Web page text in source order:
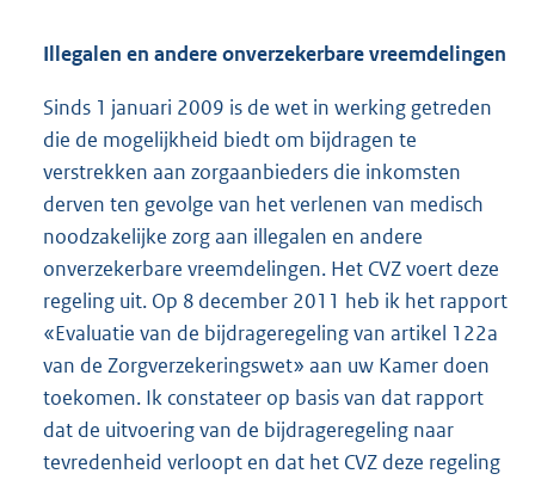
Illegalen en andere onverzekerbare vreemdelingen
Sinds 1 januari 2009 is de wet in werking getreden
die de mogelijkheid biedt om bijdragen te
verstrekken aan zorgaanbieders die inkomsten
derven ten gevolge van het verlenen van medisch
noodzakelijke zorg aan illegalen en andere
onverzekerbare vreemdelingen. Het CVZ voert deze
regeling uit. Op 8 december 2011 heb ik het rapport
«Evaluatie van de bijdrageregeling van artikel 122a
van de Zorgverzekeringswet» aan uw Kamer doen
toekomen. Ik constateer op basis van dat rapport
dat de uitvoering van de bijdrageregeling naar
tevredenheid verloopt en dat het CVZ deze regeling